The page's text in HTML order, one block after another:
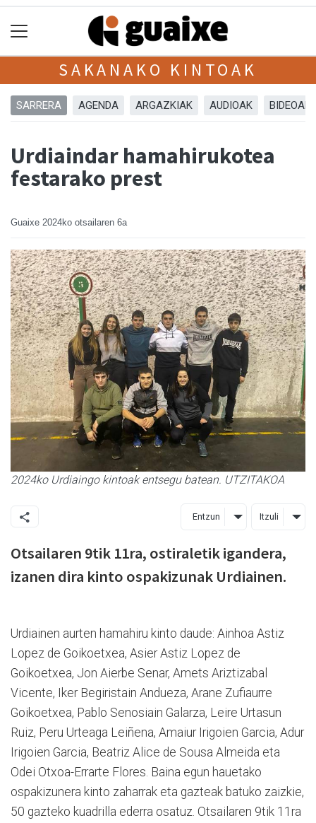
SAKANAKO KINTOAK
SARRERA AGENDA ARGAZKIAK AUDIOAK BIDEOAK
Urdiaindar hamahirukotea
festarako prest
Guaixe 2024ko otsailaren 6a
2024ko Urdiaingo kintoak entsegu batean. UTZITAKOA
Entzun Itzuli
Otsailaren 9tik 11ra, ostiraletik igandera,
izanen dira kinto ospakizunak Urdiainen.
Urdiainen aurten hamahiru kinto daude: Ainhoa Astiz
Lopez de Goikoetxea, Asier Astiz Lopez de
Goikoetxea, Jon Aierbe Senar, Amets Ariztizabal
Vicente, Iker Begiristain Andueza, Arane Zufiaurre
Goikoetxea, Pablo Senosiain Galarza, Leire Urtasun
Ruiz, Peru Urteaga Leiñena, Amaiur Irigoien Garcia, Adur
Irigoien Garcia, Beatriz Alice de Sousa Almeida eta
Odei Otxoa-Errarte Flores. Baina egun hauetako
ospakizunera kinto zaharrak eta gazteak batuko zaizkie,
50 gazteko kuadrilla ederra osatuz. Otsailaren 9tik 11ra